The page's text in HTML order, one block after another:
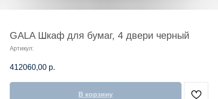
GALA Шкаф для бумаг, 4 двери черный
Артикул:
412060,00 р.
В корзину